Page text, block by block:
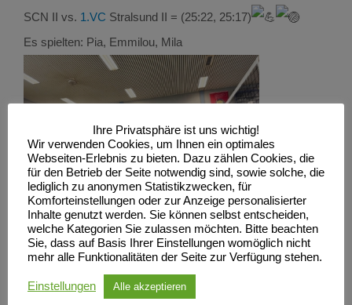
SCN II vs. 1.VC Stralsund II = (25:22, 25:17)
Es spielten: Pia, Emmilou, Mila
Ihre Privatsphäre ist uns wichtig!
Wir verwenden Cookies, um Ihnen ein optimales
Webseiten-Erlebnis zu bieten. Dazu zählen Cookies, die
für den Betrieb der Seite notwendig sind, sowie solche, die
lediglich zu anonymen Statistikzwecken, für
Komforteinstellungen oder zur Anzeige personalisierter
Inhalte genutzt werden. Sie können selbst entscheiden,
welche Kategorien Sie zulassen möchten. Bitte beachten
Sie, dass auf Basis Ihrer Einstellungen womöglich nicht
mehr alle Funktionalitäten der Seite zur Verfügung stehen.
Einstellungen Alle akzeptieren